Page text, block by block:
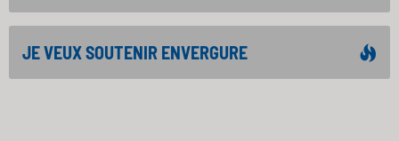
JE VEUX SOUTENIR ENVERGURE